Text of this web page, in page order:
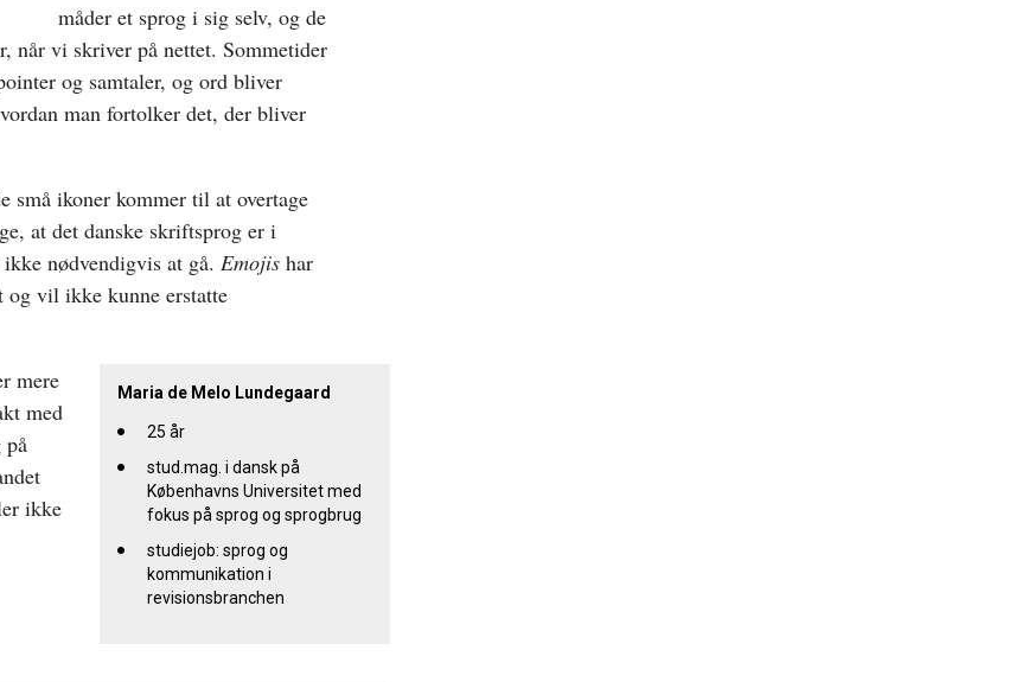
måder et sprog i sig selv, og de
vi skriver på nettet. Sommetider
og samtaler, og ord bliver
man fortolker det, der bliver
små ikoner kommer til at overtage
at det danske skriftsprog er i
nødvendigvis at gå. Emojis har
og vil ikke kunne erstatte
Maria de Melo Lundegaard
25 år
stud.mag. i dansk på
Københavns Universitet med
fokus på sprog og sprogbrug
studiejob: sprog og
kommunikation i
revisionsbranchen
mere
med
på
ikke